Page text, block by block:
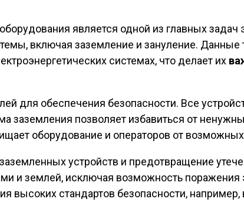
является одной из главных задач
включая заземление и зануление. Данные
системах, что делает их
для обеспечения безопасности. Все
заземления позволяет избавиться от
оборудование и операторов от
устройств и предотвращение
и землей, исключая возможность поражения
высоких стандартов безопасности, например,